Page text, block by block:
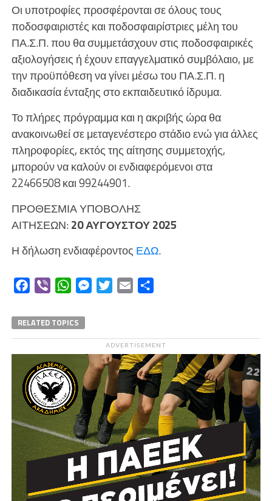
Οι υποτροφίες προσφέρονται σε όλους τους
ποδοσφαιριστές και ποδοσφαιρίστριες μέλη του
ΠΑ.Σ.Π. που θα συμμετάσχουν στις ποδοσφαιρικές
αξιολογήσεις ή έχουν επαγγελματικό συμβόλαιο, με
την προϋπόθεση να γίνει μέσω του ΠΑ.Σ.Π. η
διαδικασία ένταξης στο εκπαιδευτικό ίδρυμα.
Το πλήρες πρόγραμμα και η ακριβής ώρα θα
ανακοινωθεί σε μεταγενέστερο στάδιο ενώ για άλλες
πληροφορίες, εκτός της αίτησης συμμετοχής,
μπορούν να καλούν οι ενδιαφερόμενοι στα
22466508 και 99244901.
ΠΡΟΘΕΣΜΙΑ ΥΠΟΒΟΛΗΣ
ΑΙΤΗΣΕΩΝ:20ΑΥΓΟΥΣΤΟΥ2025
Η δήλωση ενδιαφέροντος ΕΔΩ.
Facebook
Viber WhatsAppMessengerTwitterEmail
RELATED TOPICS
ADVERTISEMENT